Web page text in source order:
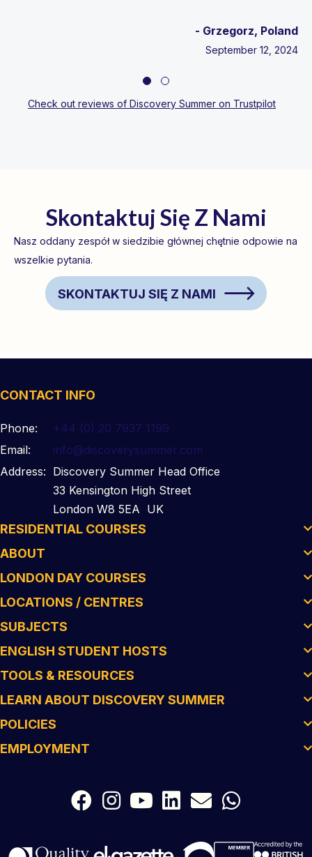
- Grzegorz, Poland
September 12, 2024
Testimonial Slide 1
Testimonial Slide 2
Check out reviews of Discovery Summer on Trustpilot
Skontaktuj Się Z Nami
Nasz oddany zespół w siedzibie głównej chętnie odpowie na
wszelkie pytania.
SKONTAKTUJ SIĘ Z NAMI
CONTACT INFO
Phone:
+44 (0) 20 7937 1199
Email:
info@discoverysummer.com
Address: Discovery Summer Head Office
33 Kensington High Street
London W8 5EA UK
RESIDENTIAL COURSES
ABOUT
LONDON DAY COURSES
LOCATIONS / CENTRES
SUBJECTS
ENGLISH STUDENT HOSTS
TOOLS & RESOURCES
LEARN ABOUT DISCOVERY SUMMER
POLICIES
EMPLOYMENT